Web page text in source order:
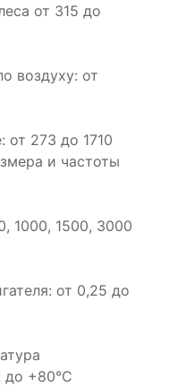
от 315 до
воздуху: от
от 273 до 1710
и частоты
1000, 1500, 3000
от 0,25 до
до +80°С